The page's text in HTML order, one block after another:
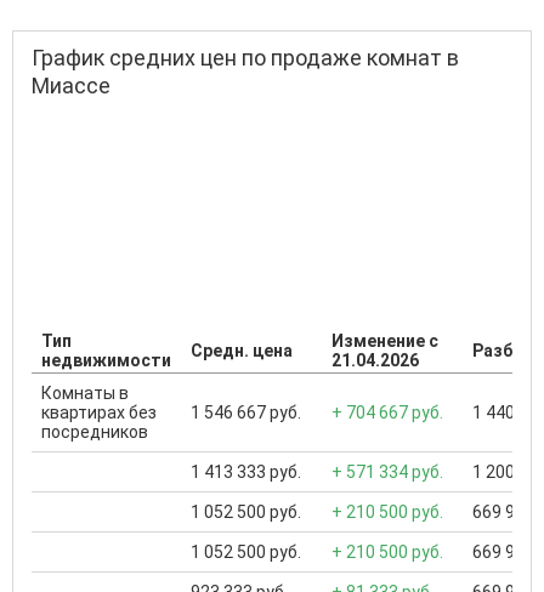
График средних цен по продаже комнат в
Миассе
Тип
недвижимости
Средн. цена
Изменение с
21.04.2026
Комнаты в
квартирах без
посредников
1 546 667 руб. + 704 667 руб. 1 440
1 413 333 руб. + 571 334 руб. 1 200
1 052 500 руб. + 210 500 руб. 669 999
1 052 500 руб. + 210 500 руб. 669 999